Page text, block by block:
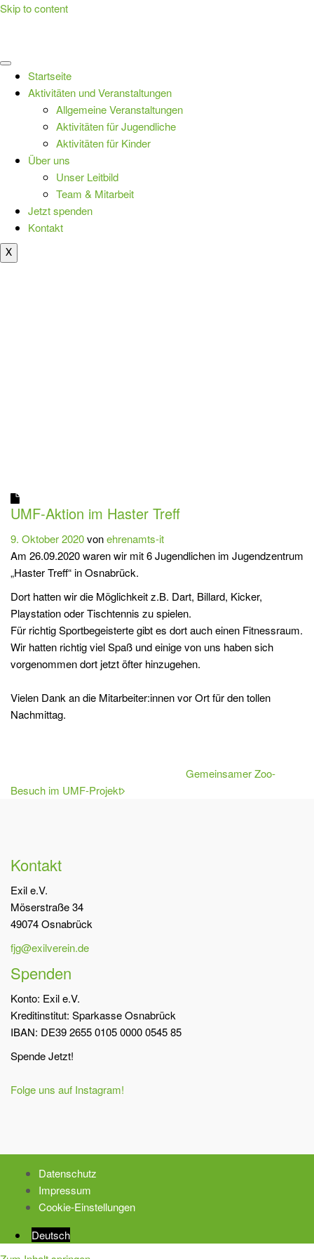
Skip to content
Startseite
Aktivitäten und Veranstaltungen
Allgemeine Veranstaltungen
Aktivitäten für Jugendliche
Aktivitäten für Kinder
Über uns
Unser Leitbild
Team & Mitarbeit
Jetzt spenden
Kontakt
X
UMF-Aktion im Haster Treff
9. Oktober 2020vonehrenamts-it
Am 26.09.2020 waren wir mit 6 Jugendlichen im Jugendzentrum
„Haster Treff“ in Osnabrück.
Dort hatten wir die Möglichkeit z.B. Dart, Billard, Kicker,
Playstation oder Tischtennis zu spielen.
Für richtig Sportbegeisterte gibt es dort auch einen Fitnessraum.
Wir hatten richtig viel Spaß und einige von uns haben sich
vorgenommen dort jetzt öfter hinzugehen.
Vielen Dank an die Mitarbeiter:innen vor Ort für den tollen
Nachmittag.
Gemeinsamer Zoo-
Besuch im UMF-Projekt
Kontakt
Exil e.V.
Möserstraße 34
49074 Osnabrück
fjg@exilverein.de
Spenden
Konto: Exil e.V.
Kreditinstitut: Sparkasse Osnabrück
IBAN: DE39 2655 0105 0000 0545 85
Spende Jetzt!
Folge uns auf Instagram!
Datenschutz
Impressum
Cookie-Einstellungen
Deutsch